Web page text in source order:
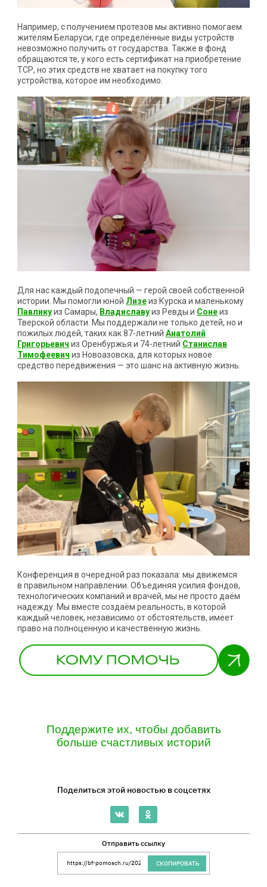
Например, с получением протезов мы активно помогаем
жителям Беларуси, где определённые виды устройств
невозможно получить от государства. Также в фонд
обращаются те, у кого есть сертификат на приобретение
ТСР, но этих средств не хватает на покупку того
устройства, которое им необходимо.
Для нас каждый подопечный — герой своей собственной
истории. Мы помогли юной Лизеиз Курска и маленькому
Павликуиз Самары, Владиславуиз Ревды и Сонеиз
Тверской области. Мы поддержали не только детей, но и
пожилых людей, таких как 87-летний Анатолий
Григорьевич из Оренбуржья и 74-летний Станислав
Тимофеевич из Новоазовска, для которых новое
средство передвижения — это шанс на активную жизнь.
Конференция в очередной раз показала: мы движемся
в правильном направлении. Объединяя усилия фондов,
технологических компаний и врачей, мы не просто даём
надежду. Мы вместе создаём реальность, в которой
каждый человек, независимо от обстоятельств, имеет
право на полноценную и качественную жизнь.
Поддержите их, чтобы добавить
больше счастливых историй
Поделиться этой новостью в соцсетях
Отправить ссылку
Ссылка на сайт Благотворительного Фонда
СКОПИРОВАТЬ